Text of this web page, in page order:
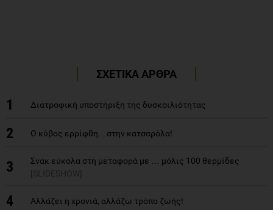
ΣΧΕΤΙΚΑ ΑΡΘΡΑ
1 Διατροφική υποστήριξη της δυσκοιλιότητας
2 Ο κύβος ερρίφθη…στην κατσαρόλα!
3
Σνακ εύκολα στη μεταφορά με … μόλις 100 θερμίδες
[SLIDESHOW]
4 Αλλάζει η χρονιά, αλλάζω τρόπο ζωής!